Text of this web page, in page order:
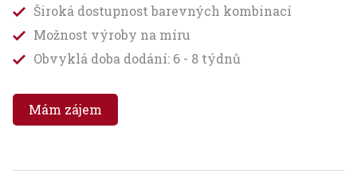
Široká dostupnost barevných kombinací
Možnost výroby na míru
Obvyklá doba dodání: 6 - 8 týdnů
Mám zájem